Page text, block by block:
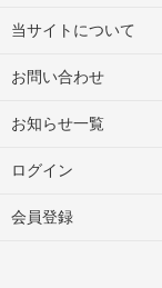
当サイトについて
お問い合わせ
お知らせ一覧
ログイン
会員登録